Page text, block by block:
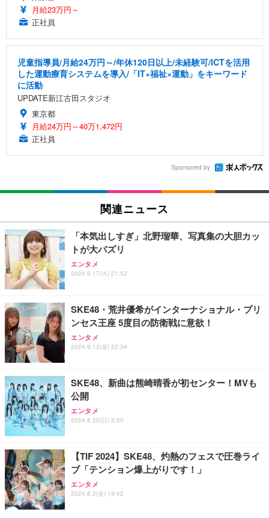
月給23万円～
正社員
児童指導員/月給24万円～/年休120日以上/未経験可/ICTを活用
した運動療育システムを導入/「IT×福祉×運動」をキーワード
に活動
UPDATE新江古田スタジオ
東京都
月給24万円～40万1,472円
正社員
Sponsored by
関連ニュース
「本気出しすぎ」北野瑠華、写真集の大胆カッ
トが大バズリ
エンタメ
2024.9.17(火) 21:52
SKE48・荒井優希がインターナショナル・プリ
ンセス王座 5度目の防衛戦に意欲！
エンタメ
2024.9.13(金) 22:34
SKE48、新曲は熊崎晴香が初センター！MVも
公開
エンタメ
2024.8.25(日) 8:50
【TIF 2024】SKE48、灼熱のフェスで圧巻ライ
ブ「テンション爆上がりです！」
エンタメ
2024.8.2(金) 19:42